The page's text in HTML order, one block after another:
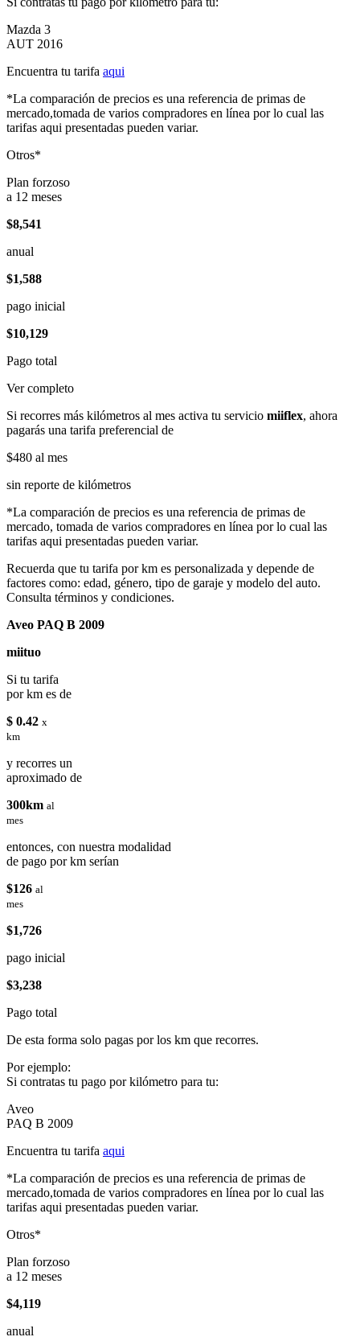
Mazda 3
AUT 2016
Encuentra tu tarifa aqui
*La comparación de precios es una referencia de primas de
mercado,tomada de varios compradores en línea por lo cual las
tarifas aqui presentadas pueden variar.
Otros*
Plan forzoso
a 12 meses
$8,541
anual
$1,588
pago inicial
$10,129
Pago total
Ver completo
Si recorres más kilómetros al mes activa tu servicio miiflex, ahora
pagarás una tarifa preferencial de
$480 al mes
sin reporte de kilómetros
*La comparación de precios es una referencia de primas de
mercado, tomada de varios compradores en línea por lo cual las
tarifas aqui presentadas pueden variar.
Recuerda que tu tarifa por km es personalizada y depende de
factores como: edad, género, tipo de garaje y modelo del auto.
Consulta términos y condiciones.
Aveo PAQ B 2009
miituo
Si tu tarifa
por km es de
$ 0.42 x
km
y recorres un
aproximado de
300km al
mes
entonces, con nuestra modalidad
de pago por km serían
$126 al
mes
$1,726
pago inicial
$3,238
Pago total
De esta forma solo pagas por los km que recorres.
Por ejemplo:
Si contratas tu pago por kilómetro para tu:
Aveo
PAQ B 2009
Encuentra tu tarifa aqui
*La comparación de precios es una referencia de primas de
mercado,tomada de varios compradores en línea por lo cual las
tarifas aqui presentadas pueden variar.
Otros*
Plan forzoso
a 12 meses
$4,119
anual